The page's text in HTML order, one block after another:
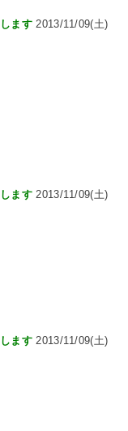
ます 2013/11/09(土)
ます 2013/11/09(土)
ます 2013/11/09(土)